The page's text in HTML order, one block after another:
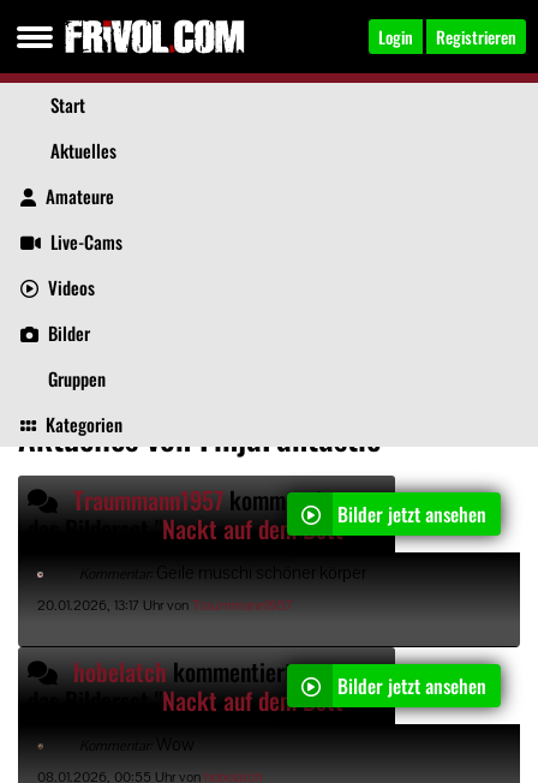
Login Registrieren
Start
Aktuelles
Amateure
Live-Cams
Videos
Bilder
Gruppen
Kategorien
FinjaFantastic
Aktuelles von FinjaFantastic
Traummann1957kommentiert
Nackt auf dem Bett"
Bilder jetzt ansehen
Kommentar: Geile muschi schöner körper
20.01.2026, 13:17 Uhr vonTraummann1957
hobelatchkommentiert
Nackt auf dem Bett"
Bilder jetzt ansehen
Kommentar: Wow
08.01.2026, 00:55 Uhr vonhobelatch